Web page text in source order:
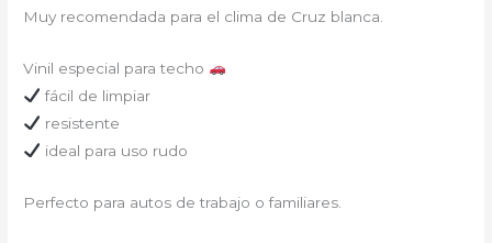
Muy recomendada para el clima de Cruz blanca.
Vinil especial para techo
fácil de limpiar
resistente
ideal para uso rudo
Perfecto para autos de trabajo o familiares.